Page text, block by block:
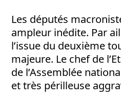
Les députés
ampleur inédite. Par
l’issue du deuxième
majeure. Le chef de
de l’Assemblée
et très périlleuse